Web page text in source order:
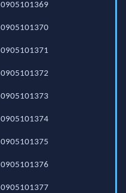
0905101369
0905101370
0905101371
0905101372
0905101373
0905101374
0905101375
0905101376
0905101377